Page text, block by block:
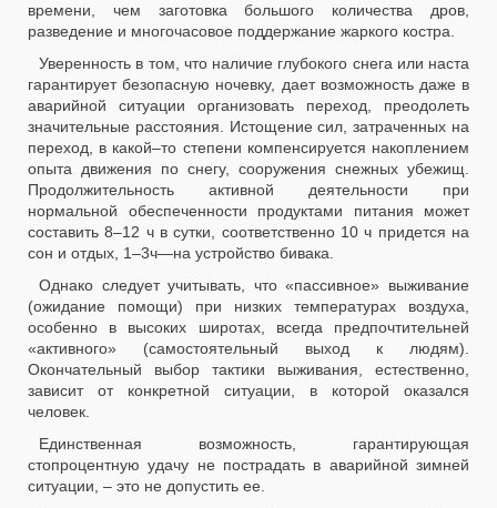
времени, чем заготовка большого количества дров,
разведение и многочасовое поддержание жаркого костра.
Уверенность в том, что наличие глубокого снега или наста
гарантирует безопасную ночевку, дает возможность даже в
аварийной ситуации организовать переход, преодолеть
значительные расстояния. Истощение сил, затраченных на
переход, в какой–то степени компенсируется накоплением
опыта движения по снегу, сооружения снежных убежищ.
Продолжительность активной деятельности при
нормальной обеспеченности продуктами питания может
составить 8–12 ч в сутки, соответственно 10 ч придется на
сон и отдых, 1–3ч—на устройство бивака.
Однако следует учитывать, что «пассивное» выживание
(ожидание помощи) при низких температурах воздуха,
особенно в высоких широтах, всегда предпочтительней
«активного» (самостоятельный выход к людям).
Окончательный выбор тактики выживания, естественно,
зависит от конкретной ситуации, в которой оказался
человек.
Единственная возможность, гарантирующая
стопроцентную удачу не пострадать в аварийной зимней
ситуации, – это не допустить ее.